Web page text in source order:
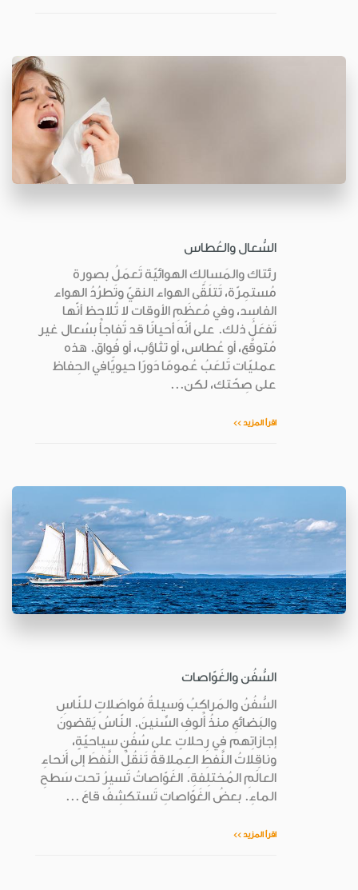
السُّعال والعُطاس
رئتاك والمَسالِك الهوائيّة تَعمَلُ بصورة
مُستمِرّة، تَتلَقّى الهواء النقيّ وتَطرُدُ الهواء
الفاسِد، وفي مُعظَمِ الأوقات لا تُلاحِظ أنّها
تَفعَلُ ذلك. على أنّه أحيانًا قد تُفاجأُ بسُعال غير
مُتوقَّع، أو عُطاس، أو تثاؤب، أو فُواق. هذه
عمليّات تَلعَبُ عُمومًا دَورًا حيويًّافي الحِفاظ
على صِحّتك، لكن...
اقرأ المزيد >>
السُّفُن والغَوّاصات
السُّفُنُ والمَراكِبُ وَسيلةُ مُواصَلاتٍ للنّاسِ
والبَضائعِ منذُ أُلوفِ السِّنينَ. النّاسُ يَقضونَ
إجازاتِهم في رِحلاتٍ على سُفُنٍ سياحيّةٍ،
وناقِلاتُ النَّفطِ العِملاقةُ تَنقُلُ النَّفطَ إلى أَنحاءِ
العالَمِ المُختلِفةِ. الغَوّاصاتُ تَسيرُ تحت سَطحِ
الماءِ. بعضُ الغَوّاصاتِ تَستكشِفُ قاعَ ...
اقرأ المزيد >>